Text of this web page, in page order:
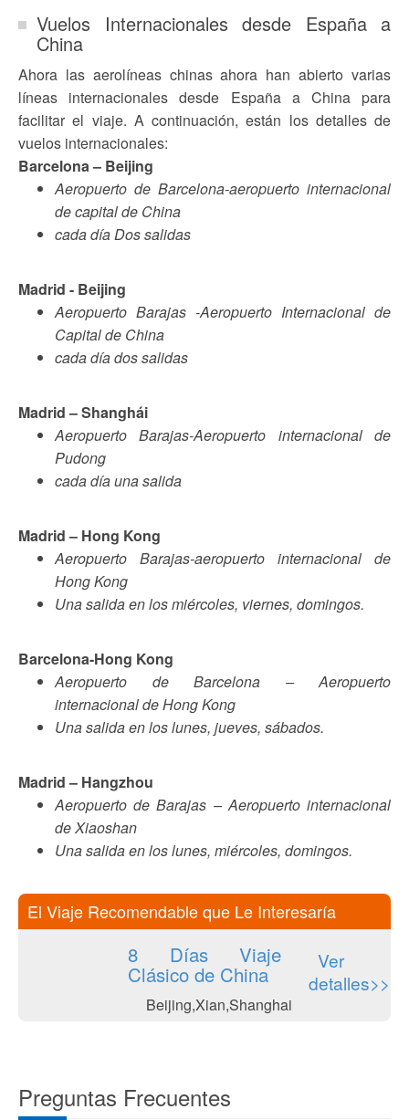
Vuelos Internacionales desde España a
China
Ahora las aerolíneas chinas ahora han abierto varias
líneas internacionales desde España a China para
facilitar el viaje. A continuación, están los detalles de
vuelos internacionales:
Barcelona – Beijing
Aeropuerto de Barcelona-aeropuerto internacional
de capital de China
cada día Dos salidas
Madrid - Beijing
Aeropuerto Barajas -Aeropuerto Internacional de
Capital de China
cada día dos salidas
Madrid – Shanghái
Aeropuerto Barajas-Aeropuerto internacional de
Pudong
cada día una salida
Madrid – Hong Kong
Aeropuerto Barajas-aeropuerto internacional de
Hong Kong
Una salida en los miércoles, viernes, domingos.
Barcelona-Hong Kong
Aeropuerto de Barcelona – Aeropuerto
internacional de Hong Kong
Una salida en los lunes, jueves, sábados.
Madrid – Hangzhou
Aeropuerto de Barajas – Aeropuerto internacional
de Xiaoshan
Una salida en los lunes, miércoles, domingos.
El Viaje Recomendable que Le Interesaría
8 Días Viaje
Clásico de China
Beijing,Xian,Shanghai
Ver
detalles>>
Preguntas Frecuentes